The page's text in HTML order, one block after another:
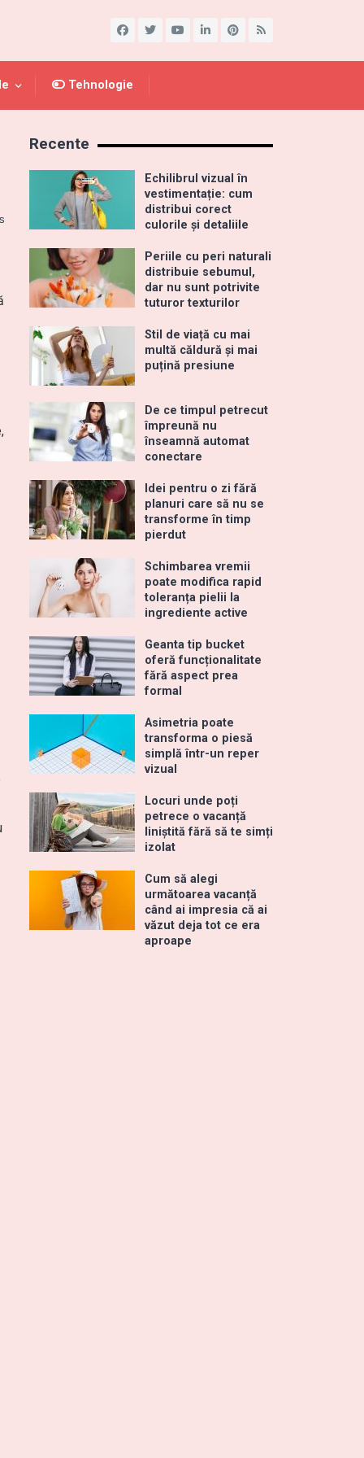
Tehnologie
Recente
Echilibrul vizual în
vestimentație: cum
distribui corect
culorile și detaliile
Periile cu peri naturali
distribuie sebumul,
dar nu sunt potrivite
tuturor texturilor
Stil de viață cu mai
multă căldură și mai
puțină presiune
De ce timpul petrecut
împreună nu
înseamnă automat
conectare
Idei pentru o zi fără
planuri care să nu se
transforme în timp
pierdut
Schimbarea vremii
poate modifica rapid
toleranța pielii la
ingrediente active
Geanta tip bucket
oferă funcționalitate
fără aspect prea
formal
Asimetria poate
transforma o piesă
simplă într-un reper
vizual
Locuri unde poți
petrece o vacanță
liniștită fără să te simți
izolat
Cum să alegi
următoarea vacanță
când ai impresia că ai
văzut deja tot ce era
aproape